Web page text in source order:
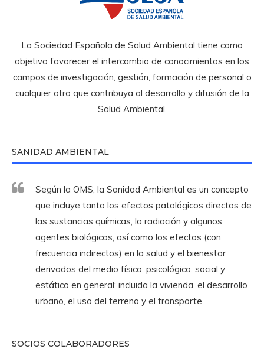
La Sociedad Española de Salud Ambiental tiene como
objetivo favorecer el intercambio de conocimientos en los
campos de investigación, gestión, formación de personal o
cualquier otro que contribuya al desarrollo y difusión de la
Salud Ambiental.
SANIDAD AMBIENTAL
Según la OMS, la Sanidad Ambiental es un concepto
que incluye tanto los efectos patológicos directos de
las sustancias químicas, la radiación y algunos
agentes biológicos, así como los efectos (con
frecuencia indirectos) en la salud y el bienestar
derivados del medio físico, psicológico, social y
estático en general; incluida la vivienda, el desarrollo
urbano, el uso del terreno y el transporte.
SOCIOS COLABORADORES